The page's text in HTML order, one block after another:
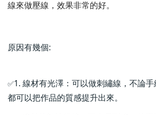
線來做壓線，效果非常的好。
原因有幾個:
✅1. 線材有光澤：可以做刺繡線，不論手
都可以把作品的質感提升出來。